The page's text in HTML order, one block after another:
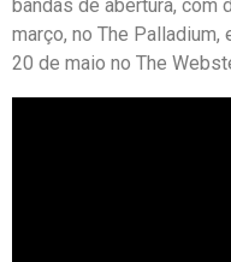
bandas de abertura, com
março, no The
20 de maio no The